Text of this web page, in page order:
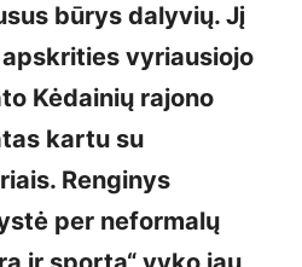
būrys dalyvių. Jį
vyriausiojo
Kėdainių rajono
kartu su
Renginys
per neformalų